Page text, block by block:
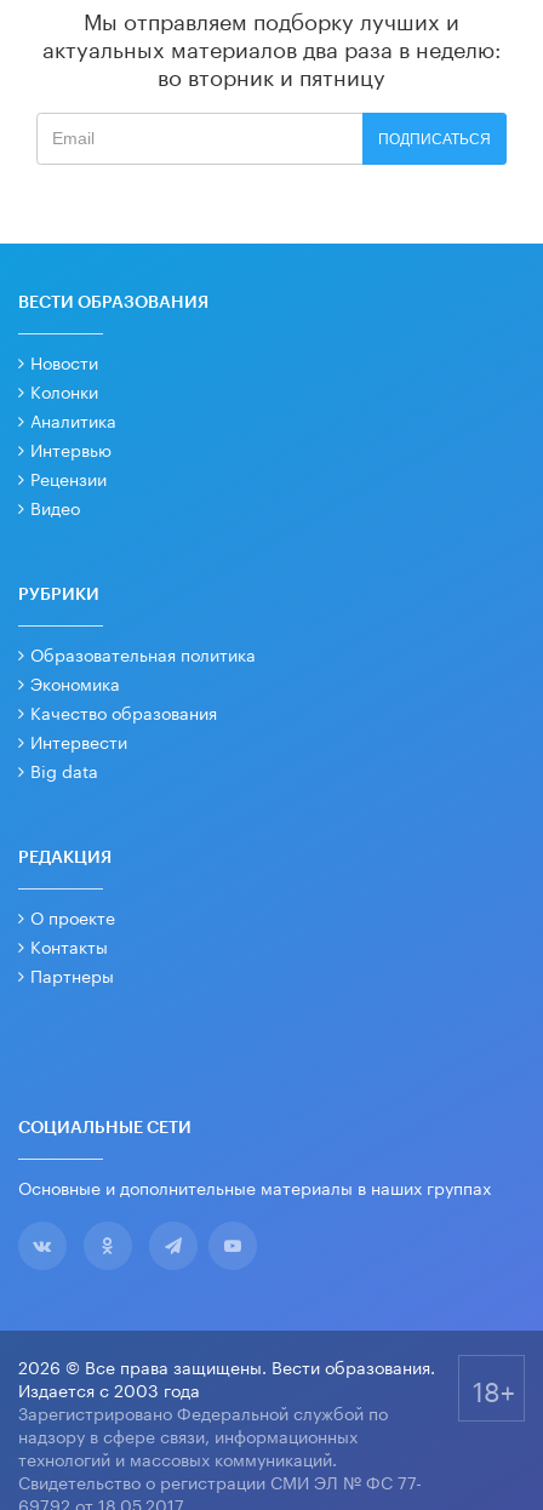
Мы отправляем подборку лучших и
актуальных материалов два раза в неделю:
во вторник и пятницу
ПОДПИСАТЬСЯ
ВЕСТИ ОБРАЗОВАНИЯ
Новости
Колонки
Аналитика
Интервью
Рецензии
Видео
РУБРИКИ
Образовательная политика
Экономика
Качество образования
Интервести
Big data
РЕДАКЦИЯ
О проекте
Контакты
Партнеры
СОЦИАЛЬНЫЕ СЕТИ
Основные и дополнительные материалы в наших группах
2026 © Все права защищены. Вести образования.
Издается с 2003 года
Зарегистрировано Федеральной службой по
надзору в сфере связи, информационных
технологий и массовых коммуникаций.
Свидетельство о регистрации СМИ ЭЛ № ФС 77-
69792 от 18.05.2017
18+